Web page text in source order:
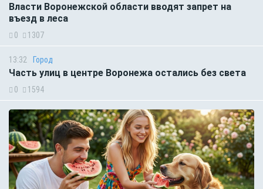
Власти Воронежской области вводят запрет на
въезд в леса
0 1307
13:32 Город
Часть улиц в центре Воронежа остались без света
0 1594